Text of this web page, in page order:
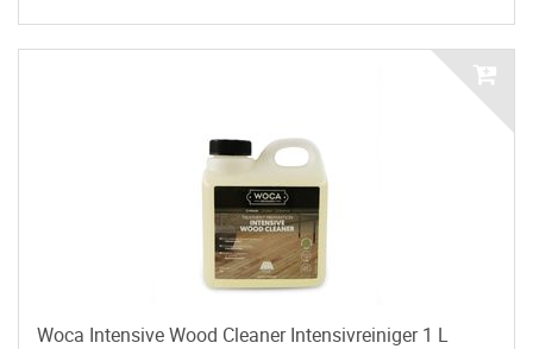
Woca Intensive Wood Cleaner Intensivreiniger 1 L